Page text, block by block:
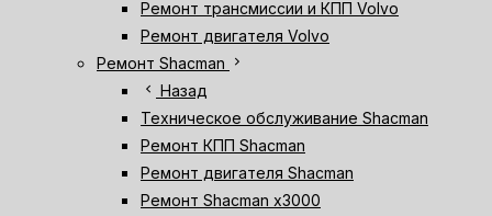
Ремонт трансмиссии и КПП Volvo
Ремонт двигателя Volvo
Ремонт Shacman
chevron_right
chevron_left Назад
Техническое обслуживание Shacman
Ремонт КПП Shacman
Ремонт двигателя Shacman
Ремонт Shacman х3000